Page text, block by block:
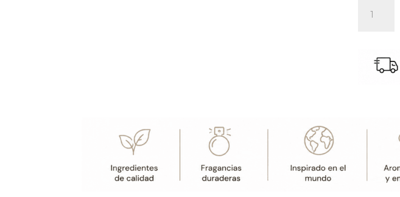
Ambients
Sables
d'olor
cantidad